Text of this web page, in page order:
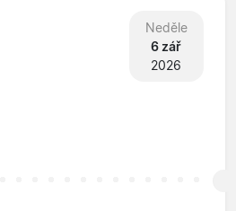
Neděle
6 zář
2026